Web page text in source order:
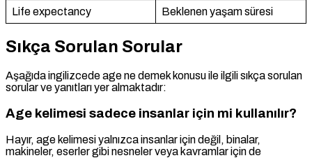
Life expectancy
Beklenen yaşam süresi
Sıkça Sorulan Sorular
Aşağıda ingilizcede age ne demek konusu ile ilgili sıkça sorulan
sorular ve yanıtları yer almaktadır:
Age kelimesi sadece insanlar için mi kullanılır?
Hayır, age kelimesi yalnızca insanlar için değil, binalar,
makineler, eserler gibi nesneler veya kavramlar için de